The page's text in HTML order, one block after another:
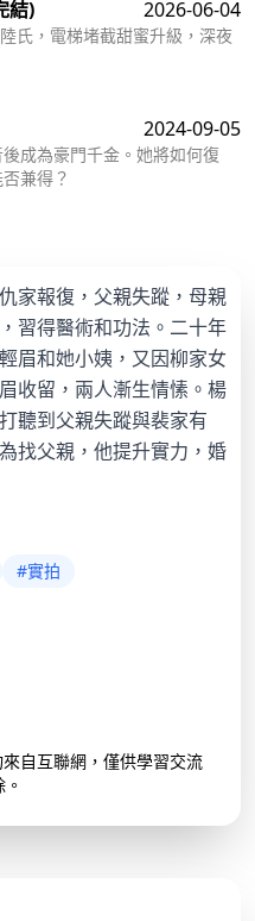
結) 2026-06-04
氏，電梯堵截甜蜜升級，深夜
2024-09-05
成為豪門千金。她將如何復
兼得？
家報復，父親失蹤，母親
習得醫術和功法。二十年
眉和她小姨，又因柳家女
收留，兩人漸生情愫。楊
聽到父親失蹤與裴家有
找父親，他提升實力，婚
#實拍
自互聯網，僅供學習交流